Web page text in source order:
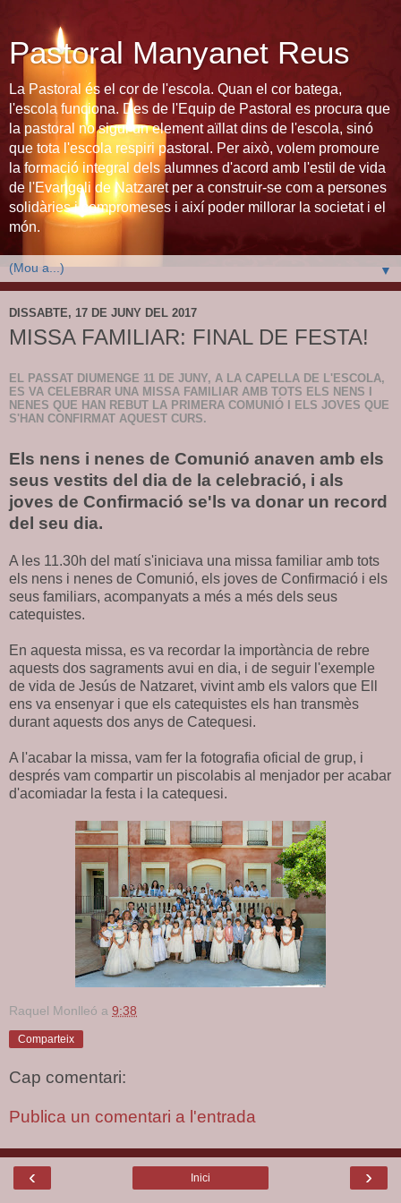
Pastoral Manyanet Reus
La Pastoral és el cor de l'escola. Quan el cor batega,
l'escola funciona. Des de l'Equip de Pastoral es procura que
la pastoral no sigui un element aïllat dins de l'escola, sinó
que tota l'escola respiri pastoral. Per això, volem promoure
la formació integral dels alumnes d'acord amb l'estil de vida
de l'Evangeli de Natzaret per a construir-se com a persones
solidàries i compromeses i així poder millorar la societat i el
món.
▼
DISSABTE, 17 DE JUNY DEL 2017
MISSA FAMILIAR: FINAL DE FESTA!
EL PASSAT DIUMENGE 11 DE JUNY, A LA CAPELLA DE L'ESCOLA,
ES VA CELEBRAR UNA MISSA FAMILIAR AMB TOTS ELS NENS I
NENES QUE HAN REBUT LA PRIMERA COMUNIÓ I ELS JOVES QUE
S'HAN CONFIRMAT AQUEST CURS.
Els nens i nenes de Comunió anaven amb els
seus vestits del dia de la celebració, i als
joves de Confirmació se'ls va donar un record
del seu dia.
A les 11.30h del matí s'iniciava una missa familiar amb tots
els nens i nenes de Comunió, els joves de Confirmació i els
seus familiars, acompanyats a més a més dels seus
catequistes.
En aquesta missa, es va recordar la importància de rebre
aquests dos sagraments avui en dia, i de seguir l'exemple
de vida de Jesús de Natzaret, vivint amb els valors que Ell
ens va ensenyar i que els catequistes els han transmès
durant aquests dos anys de Catequesi.
A l'acabar la missa, vam fer la fotografia oficial de grup, i
després vam compartir un piscolabis al menjador per acabar
d'acomiadar la festa i la catequesi.
Raquel Monlleó a 9:38
Comparteix
Cap comentari:
Publica un comentari a l'entrada
‹ ›
Inici